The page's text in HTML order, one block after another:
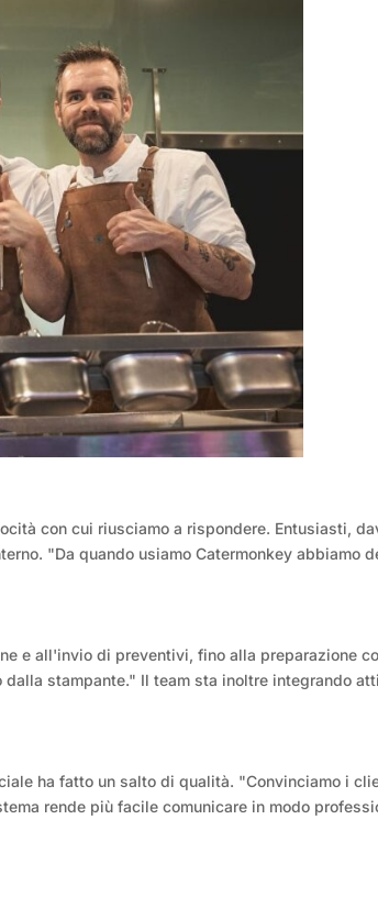
con cui riusciamo a rispondere. Entusiasti,
"Da quando usiamo Catermonkey abbiamo
e all'invio di preventivi, fino alla preparazione
stampante." Il team sta inoltre integrando
ha fatto un salto di qualità. "Convinciamo i
rende più facile comunicare in modo